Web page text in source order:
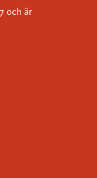
och är